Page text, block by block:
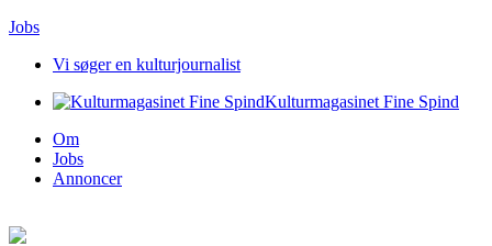
Jobs
Vi søger en kulturjournalist
Kulturmagasinet Fine Spind
Om
Jobs
Annoncer